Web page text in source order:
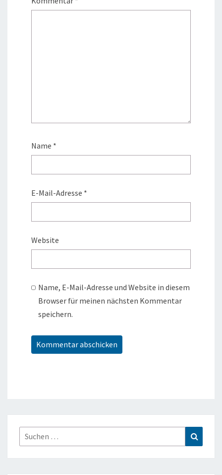
Name *
E-Mail-Adresse *
Website
Name, E-Mail-Adresse und Website in diesem
Browser für meinen nächsten Kommentar
speichern.
Suchen
nach: